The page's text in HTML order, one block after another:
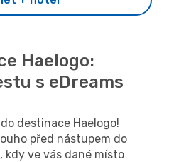
Haelogo:
s eDreams
destinace Haelogo!
před nástupem do
kdy ve vás dané místo